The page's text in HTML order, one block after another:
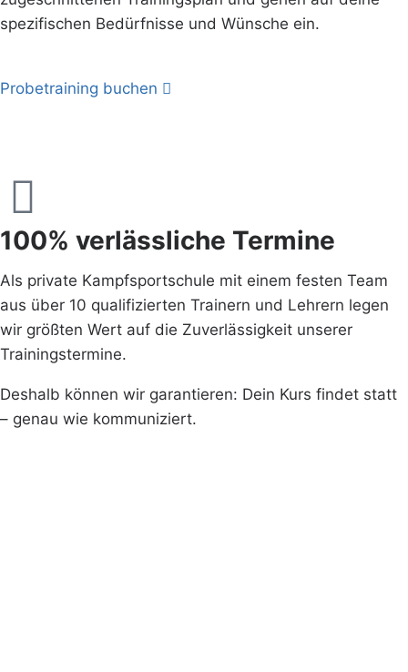
spezifischen Bedürfnisse und Wünsche ein.
Probetraining buchen
100% verlässliche Termine
Als private Kampfsportschule mit einem festen Team
aus über 10 qualifizierten Trainern und Lehrern legen
wir größten Wert auf die Zuverlässigkeit unserer
Trainingstermine.
Deshalb können wir garantieren: Dein Kurs findet statt
– genau wie kommuniziert.